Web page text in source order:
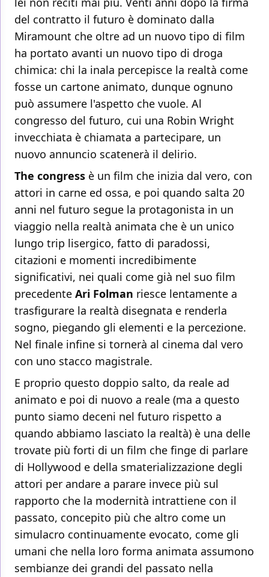
del contratto il futuro è dominato dalla
Miramount che oltre ad un nuovo tipo di film
ha portato avanti un nuovo tipo di droga
chimica: chi la inala percepisce la realtà come
fosse un cartone animato, dunque ognuno
può assumere l'aspetto che vuole. Al
congresso del futuro, cui una Robin Wright
invecchiata è chiamata a partecipare, un
nuovo annuncio scatenerà il delirio.
The congress è un film che inizia dal vero, con
attori in carne ed ossa, e poi quando salta 20
anni nel futuro segue la protagonista in un
viaggio nella realtà animata che è un unico
lungo trip lisergico, fatto di paradossi,
citazioni e momenti incredibimente
significativi, nei quali come già nel suo film
precedente Ari Folman riesce lentamente a
trasfigurare la realtà disegnata e renderla
sogno, piegando gli elementi e la percezione.
Nel finale infine si tornerà al cinema dal vero
con uno stacco magistrale.
E proprio questo doppio salto, da reale ad
animato e poi di nuovo a reale (ma a questo
punto siamo deceni nel futuro rispetto a
quando abbiamo lasciato la realtà) è una delle
trovate più forti di un film che finge di parlare
di Hollywood e della smaterializzazione degli
attori per andare a parare invece più sul
rapporto che la modernità intrattiene con il
passato, concepito più che altro come un
simulacro continuamente evocato, come gli
umani che nella loro forma animata assumono
sembianze dei grandi del passato nella